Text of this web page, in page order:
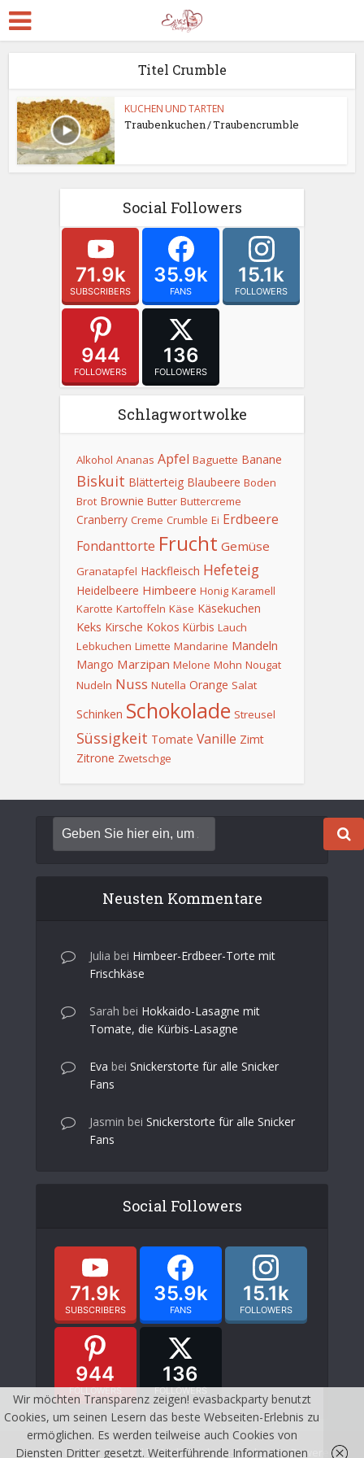
Titel Crumble
KUCHEN UND TARTEN
Traubenkuchen / Traubencrumble
Social Followers
71.9k
SUBSCRIBERS
35.9k
FANS
15.1k
FOLLOWERS
944
FOLLOWERS
136
FOLLOWERS
Schlagwortwolke
Alkohol Ananas Apfel Baguette Banane
Biskuit Blätterteig Blaubeere Boden
Brot Brownie Butter Buttercreme
Cranberry Creme Crumble Ei Erdbeere
Fondanttorte Frucht Gemüse
Granatapfel Hackfleisch Hefeteig
Heidelbeere Himbeere Honig Karamell
Karotte Kartoffeln Käse Käsekuchen
Keks Kirsche Kokos Kürbis Lauch
Lebkuchen Limette Mandarine Mandeln
Mango Marzipan Melone Mohn Nougat
Nudeln Nuss Nutella Orange Salat
Schinken Schokolade Streusel
Süssigkeit Tomate Vanille Zimt
Zitrone Zwetschge
Neusten Kommentare
Julia bei Himbeer-Erdbeer-Torte mit
Frischkäse
Sarah bei Hokkaido-Lasagne mit
Tomate, die Kürbis-Lasagne
Eva bei Snickerstorte für alle Snicker
Fans
Jasmin bei Snickerstorte für alle Snicker
Fans
Social Followers
71.9k
SUBSCRIBERS
35.9k
FANS
15.1k
FOLLOWERS
944
FOLLOWERS
136
FOLLOWERS
Copyright © 2026. Created by Meks and evasbackparty. Powered by
Wir möchten Transparenz zeigen! evasbackparty benutzt
Cookies, um seinen Lesern das beste Webseiten-Erlebnis zu
ermöglichen. Es werden teilweise auch Cookies von
Diensten Dritter gesetzt. Weiterführende Informationen